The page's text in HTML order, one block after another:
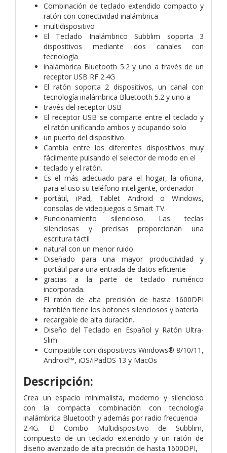
Combinación de teclado extendido compacto y
ratón con conectividad inalámbrica
multidispositivo
El Teclado Inalámbrico Subblim soporta 3
dispositivos mediante dos canales con
tecnología
inalámbrica Bluetooth 5.2 y uno a través de un
receptor USB RF 2.4G
El ratón soporta 2 dispositivos, un canal con
tecnología inalámbrica Bluetooth 5.2 y uno a
través del receptor USB
El receptor USB se comparte entre el teclado y
el ratón unificando ambos y ocupando solo
un puerto del dispositivo.
Cambia entre los diferentes dispositivos muy
fácilmente pulsando el selector de modo en el
teclado y el ratón.
Es el más adecuado para el hogar, la oficina,
para el uso su teléfono inteligente, ordenador
portátil, iPad, Tablet Android o Windows,
consolas de videojuegos o Smart TV.
Funcionamiento silencioso. Las teclas
silenciosas y precisas proporcionan una
escritura táctil
natural con un menor ruido.
Diseñado para una mayor productividad y
portátil para una entrada de datos eficiente
gracias a la parte de teclado numérico
incorporada.
El ratón de alta precisión de hasta 1600DPI
también tiene los botones silenciosos y batería
recargable de alta duración.
Diseño del Teclado en Español y Ratón Ultra-
Slim
Compatible con dispositivos Windows® 8/10/11,
Android™, iOS/iPadOS 13 y MacOs
Descripción:
Crea un espacio minimalista, moderno y silencioso
con la compacta combinación con tecnología
inalámbrica Bluetooth y además por radio frecuencia
2.4G. El Combo Multidispositivo de Subblim,
compuesto de un teclado extendido y un ratón de
diseño avanzado de alta precisión de hasta 1600DPI,